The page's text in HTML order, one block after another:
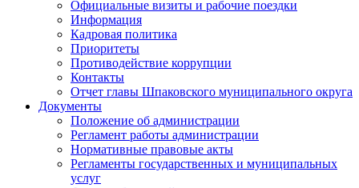
Официальные визиты и рабочие поездки
Информация
Кадровая политика
Приоритеты
Противодействие коррупции
Контакты
Отчет главы Шпаковского муниципального округа
Документы
Положение об администрации
Регламент работы администрации
Нормативные правовые акты
Регламенты государственных и муниципальных
услуг